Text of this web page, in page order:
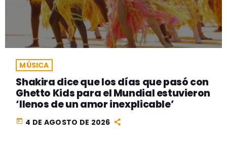
MÚSICA
Shakira dice que los días que pasó con
Ghetto Kids para el Mundial estuvieron
‘llenos de un amor inexplicable’
today 4 DE AGOSTO DE 2026